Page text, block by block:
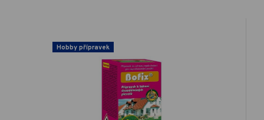
Hobby přípravek